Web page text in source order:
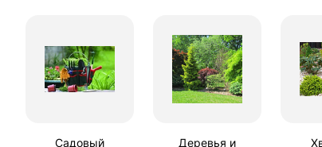
Садовый
Деревья и